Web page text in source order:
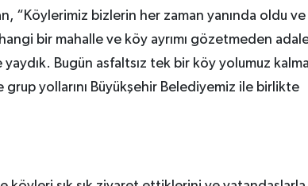
“Köylerimiz bizlerin her zaman yanında oldu ve
bir mahalle ve köy ayrımı gözetmeden
Bugün asfaltsız tek bir köy yolumuz
grup yollarını Büyükşehir Belediyemiz ile birlikte